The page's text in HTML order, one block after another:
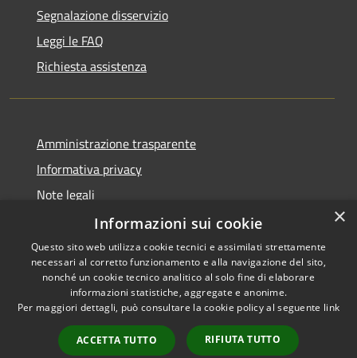
Segnalazione disservizio
Leggi le FAQ
Richiesta assistenza
Amministrazione trasparente
Informativa privacy
Note legali
Dichiarazione di accessibilità
RSS
Accessibilità
Copyright © 2026 • Comune di
Municipium•
Accesso
×
Informazioni sui cookie
Questo sito web utilizza cookie tecnici e assimilati strettamente
necessari al corretto funzionamento e alla navigazione del sito,
nonché un cookie tecnico analitico al solo fine di elaborare
informazioni statistiche, aggregate e anonime.
Per maggiori dettagli, può consultare la cookie policy al seguente link
ACCETTA TUTTO RIFIUTA TUTTO